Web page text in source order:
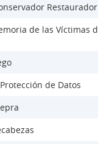
Restaurador
de las Víctimas
de Datos